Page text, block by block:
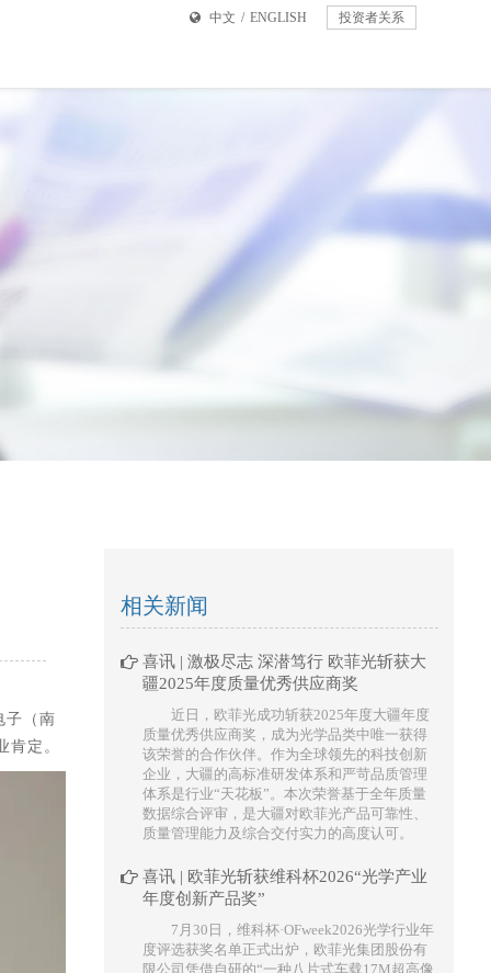
中文 / ENGLISH 投资者关系
子（南
定。
相关新闻
喜讯 | 激极尽志 深潜笃行 欧菲光斩获大
疆2025年度质量优秀供应商奖
近日，欧菲光成功斩获2025年度大疆年度
质量优秀供应商奖，成为光学品类中唯一获得
该荣誉的合作伙伴。作为全球领先的科技创新
企业，大疆的高标准研发体系和严苛品质管理
体系是行业“天花板”。本次荣誉基于全年质量
数据综合评审，是大疆对欧菲光产品可靠性、
质量管理能力及综合交付实力的高度认可。
喜讯 | 欧菲光斩获维科杯2026“光学产业
年度创新产品奖”
7月30日，维科杯·OFweek2026光学行业年
度评选获奖名单正式出炉，欧菲光集团股份有
限公司凭借自研的“一种八片式车载17M超高像